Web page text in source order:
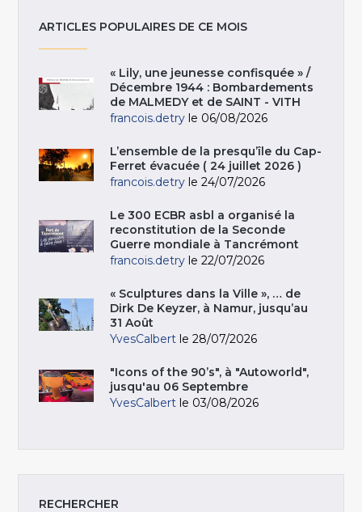
ARTICLES POPULAIRES DE CE MOIS
« Lily, une jeunesse confisquée » /
Décembre 1944 : Bombardements
de MALMEDY et de SAINT - VITH
francois.detry le 06/08/2026
L’ensemble de la presqu’île du Cap-
Ferret évacuée ( 24 juillet 2026 )
francois.detry le 24/07/2026
Le 300 ECBR asbl a organisé la
reconstitution de la Seconde
Guerre mondiale à Tancrémont
francois.detry le 22/07/2026
« Sculptures dans la Ville », … de
Dirk De Keyzer, à Namur, jusqu’au
31 Août
YvesCalbert le 28/07/2026
"Icons of the 90’s", à "Autoworld",
jusqu'au 06 Septembre
YvesCalbert le 03/08/2026
RECHERCHER